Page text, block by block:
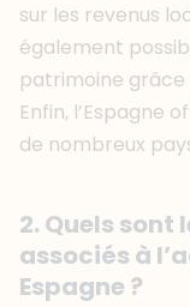
sur les revenus
également
patrimoine
Enfin, l’Espagne
de nombreux
2. Quels sont
associés à
Espagne ?